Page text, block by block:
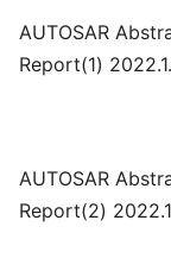
AUTOSAR
Report(1)
AUTOSAR
Report(2)